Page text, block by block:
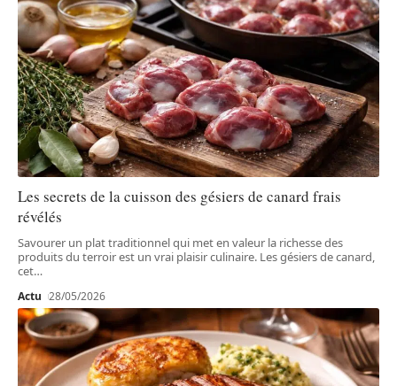
Les secrets de la cuisson des gésiers de canard frais
révélés
Savourer un plat traditionnel qui met en valeur la richesse des
produits du terroir est un vrai plaisir culinaire. Les gésiers de canard,
cet…
Actu 28/05/2026